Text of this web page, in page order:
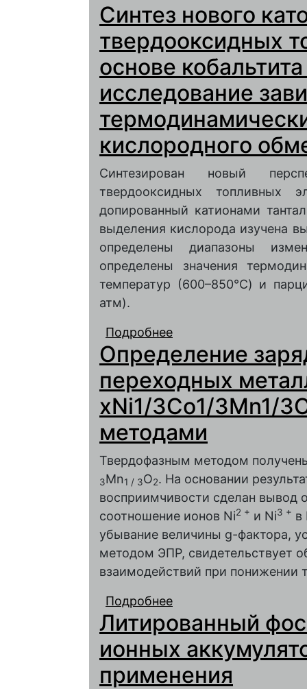
Синтез нового
твердооксидных
основе
исследование
кислородного
Синтезирован новый
твердооксидных топливных
допированный катионами
выделения кислорода изучена
определены диапазоны
определены значения
температур (600–850°C) и
атм).
Подробнее
топливных
исследование
кислородного
Определение
переходных
xNi1/3Co1/3Mn1/
методами
Твердофазным методом
3Mn1 / 3O2. На основании
восприимчивости сделан вывод
соотношение ионов Ni2 + и Ni3 + в
убывание величины g-фактора,
методом ЭПР, свидетельствует
взаимодействий при понижении
Подробнее
металлов, входящих
методами
Литированный
ионных
применения